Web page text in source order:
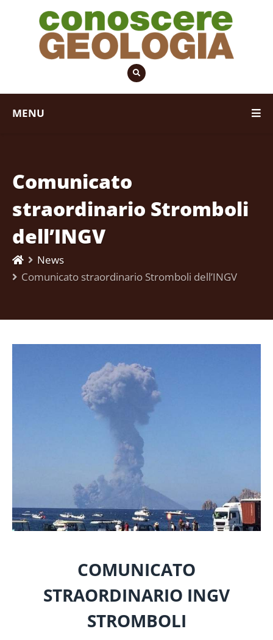
MENU
Comunicato
straordinario Stromboli
dell’INGV
News
Comunicato straordinario Stromboli dell’INGV
COMUNICATO
STRAORDINARIO INGV
STROMBOLI